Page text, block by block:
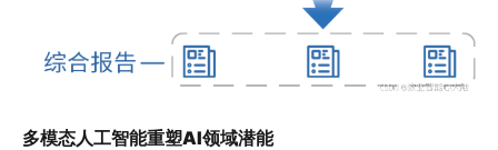
多模态人工智能重塑AI领域潜能